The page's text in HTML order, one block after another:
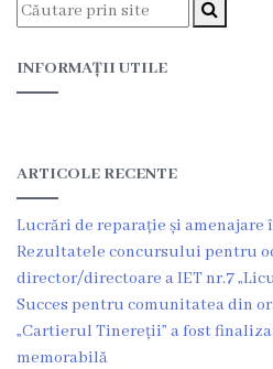
decizională
Iniţieri
de
decizii
Procese
INFORMAȚII UTILE
ARTICOLE RECENTE
Lucrări de reparație și
Rezultatele concursului pentru
director/directoare a IET nr.7
Succes pentru comunitatea din
„Cartierul Tinereții” a fost
memorabilă